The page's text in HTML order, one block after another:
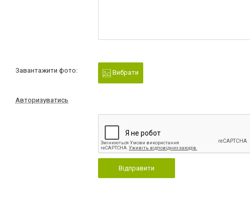
Завантажити фото: Вибрати
Авторизуватись
Відправити